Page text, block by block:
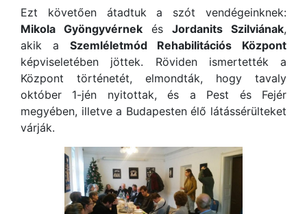
Ezt követően átadtuk a szót vendégeinknek:
Mikola Gyöngyvérnek és Jordanits Szilviának,
akik a Szemléletmód Rehabilitációs Központ
képviseletében jöttek. Röviden ismertették a
Központ történetét, elmondták, hogy tavaly
október 1-jén nyitottak, és a Pest és Fejér
megyében, illetve a Budapesten élő látássérülteket
várják.